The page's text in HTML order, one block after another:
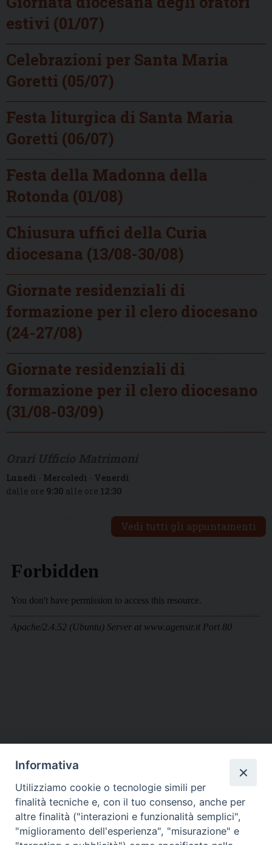
estivi (01/07)
Celebrazioni per Santa Maria
Goretti (05/07)
Festa liturgica di Santa Maria
Goretti (06/07)
Festa della Madonna della
Rotonda (01/08)
Chiusura uffici della Curia
diocesana (13/08-30/08)
Giornate residenziali di
formazione per il clero diocesano
(24-27/08)
Giornate residenziali di
formazione per il clero diocesano
(31/08-03/09)
Lunedì - Mercoledì - Venerdì
dalle ore 9:30 alle ore 12:30
Vedi tutti gli appuntamenti
DIOCESI SUBURBICARIA DI ALBANO
Contatti:Tel.: 06.93268401 - Fax.: 06.9323844
E-mail:curia@diocesidialbano.it
Orari: dal Lunedì al Venerdì Ore: 9:00 - 13:00
Informativa
Utilizziamo cookie o tecnologie simili per
finalità tecniche e, con il tuo consenso, anche per
altre finalità ("interazioni e funzionalità semplici",
"miglioramento dell'esperienza", "misurazione" e